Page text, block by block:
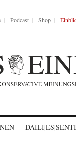
Podcast Shop